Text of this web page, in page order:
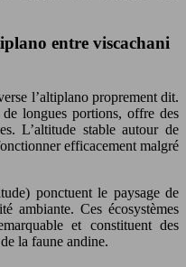
entre viscachani
l’altiplano proprement dit.
longues portions, offre des
L’altitude stable autour de
efficacement malgré
ponctuent le paysage de
ambiante. Ces écosystèmes
et constituent des
la faune andine.